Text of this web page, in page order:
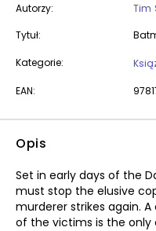
Autorzy:
Tim
Tytuł:
Kategorie:
EAN:
Opis
Set in early days of the
must stop the elusive
murderer strikes again.
of the victims is the only